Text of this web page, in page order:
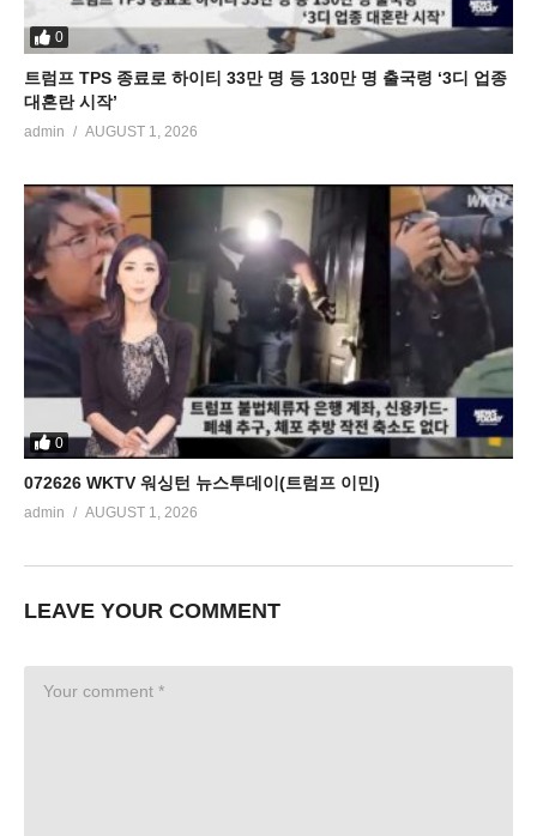
0
트럼프 TPS 종료로 하이티 33만 명 등 130만 명 출국령 ‘3디 업종
대혼란 시작’
admin AUGUST 1, 2026
0
072626 WKTV 워싱턴 뉴스투데이(트럼프 이민)
admin AUGUST 1, 2026
LEAVE YOUR COMMENT